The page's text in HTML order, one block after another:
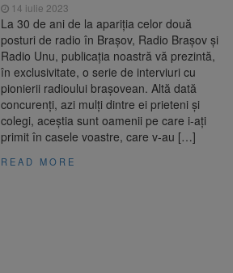
14 iulie 2023
La 30 de ani de la apariția celor două
posturi de radio în Brașov, Radio Brașov și
Radio Unu, publicația noastră vă prezintă,
în exclusivitate, o serie de interviuri cu
pionierii radioului brașovean. Altă dată
concurenți, azi mulți dintre ei prieteni și
colegi, aceștia sunt oamenii pe care i-ați
primit în casele voastre, care v-au […]
READ MORE